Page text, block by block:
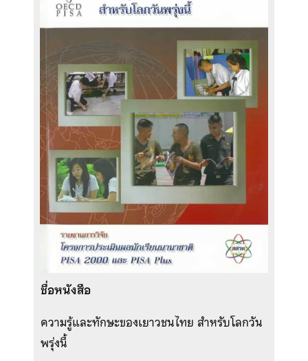
ชื่อหนังสือ
ความรู้และทักษะของเยาวชนไทย สำหรับโลกวัน
พรุ่งนี้